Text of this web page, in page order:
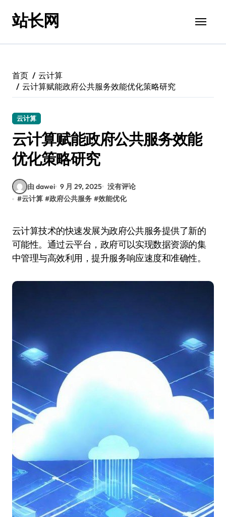
站长网
首页
云计算
云计算赋能政府公共服务效能优化策略研究
云计算
云计算赋能政府公共服务效能
优化策略研究
由 dawei 9 月 29, 2025 没有评论
#云计算 #政府公共服务 #效能优化
云计算技术的快速发展为政府公共服务提供了新的
可能性。通过云平台，政府可以实现数据资源的集
中管理与高效利用，提升服务响应速度和准确性。